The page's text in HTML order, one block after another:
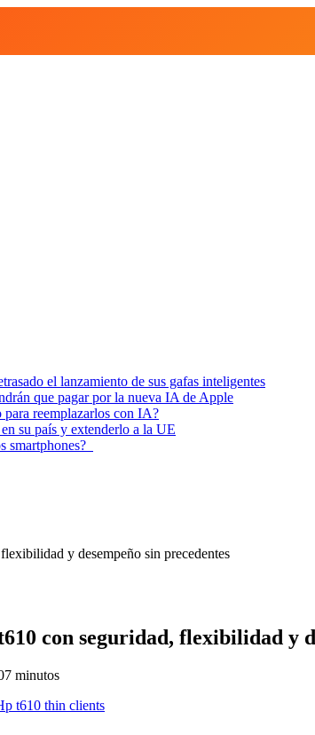
el lanzamiento de sus gafas inteligentes
que pagar por la nueva IA de Apple
para reemplazarlos con IA?
su país y extenderlo a la UE
smartphones?
y desempeño sin precedentes
con seguridad, flexibilidad y
7 minutos